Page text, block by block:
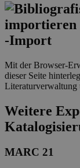
-Import
Mit der Browser-
dieser Seite
Literaturverwaltung
Weitere
MARC 21